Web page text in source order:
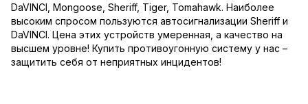
DaVINCI, Mongoose, Sheriff, Tiger, Tomahawk. Наиболее
высоким спросом пользуются автосигнализации Sheriff и
DaVINCI. Цена этих устройств умеренная, а качество на
высшем уровне! Купить противоугонную систему у нас –
защитить себя от неприятных инцидентов!